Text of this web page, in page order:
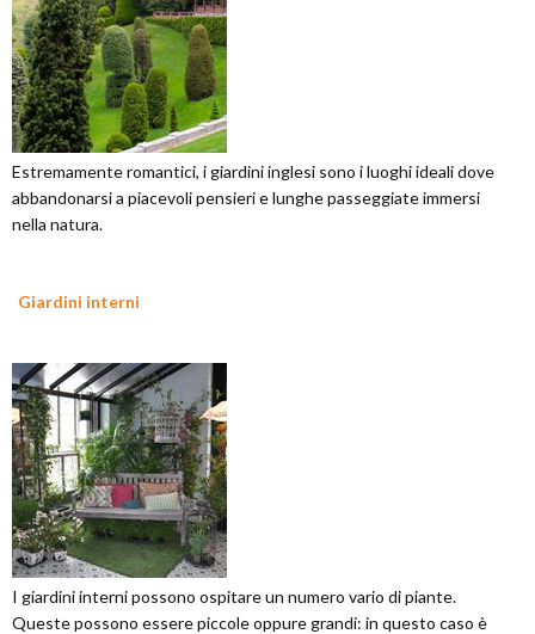
Estremamente romantici, i giardini inglesi sono i luoghi ideali dove
abbandonarsi a piacevoli pensieri e lunghe passeggiate immersi
nella natura.
Giardini interni
I giardini interni possono ospitare un numero vario di piante.
Queste possono essere piccole oppure grandi: in questo caso è